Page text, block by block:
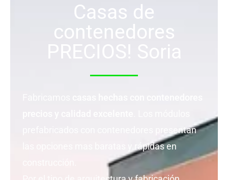
Casas de
contenedores
prefabricados con contenedores presentan
las opciones mas baratas y rápidas en